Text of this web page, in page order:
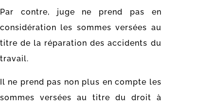
Par contre, juge ne prend pas en
considération les sommes versées au
titre de la réparation des accidents du
travail.
Il ne prend pas non plus en compte les
sommes versées au titre du droit à